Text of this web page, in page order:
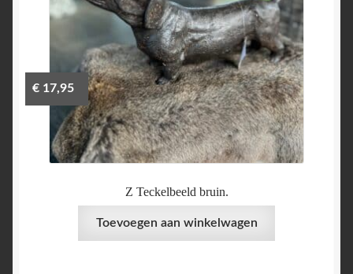
Z Teckelbeeld bruin.
€17,95
Toevoegen aan winkelwagen